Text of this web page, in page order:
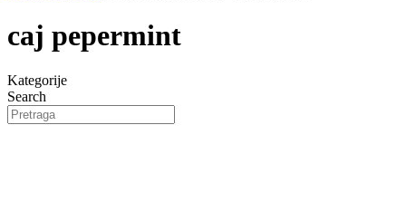
caj pepermint
Kategorije
Search